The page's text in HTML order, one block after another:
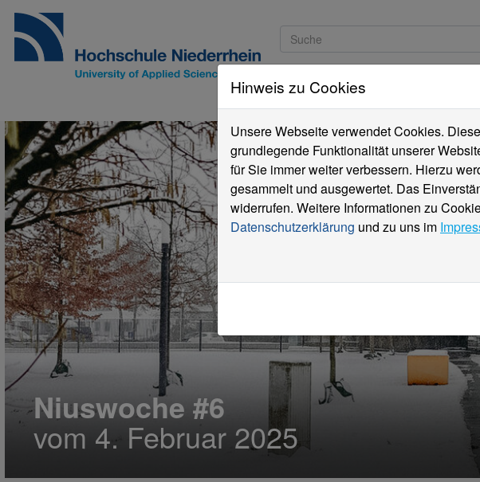
Studieninteressierte
Niuswoche #6
vom 4. Februar 2025
Hinweis zu Cookies
Unsere Webseite verwendet Cookies.
grundlegende Funktionalität unserer
für Sie immer weiter verbessern. Hierzu
gesammelt und ausgewertet. Das
widerrufen. Weitere Informationen zu
Datenschutzerklärung und zu uns im